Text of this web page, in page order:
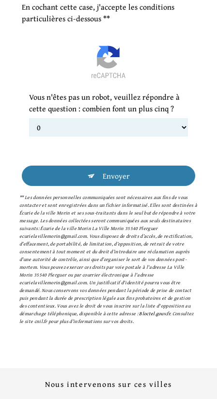
En cochant cette case, j'accepte les conditions
particulières ci-dessous **
Vous n'êtes pas un robot, veuillez répondre à
cette question : combien font un plus cinq ?
Envoyer
** Les données personnelles communiquées sont nécessaires aux fins de vous
contacter et sont enregistrées dans un fichier informatisé. Elles sont destinées à
Écurie de la ville Morin et ses sous-traitants dans le seul but de répondre à votre
message. Les données collectées seront communiquées aux seuls destinataires
suivants: Écurie de la ville Morin La Ville Morin 35540 Plerguer
ecurielavillemorin@gmail.com. Vous disposez de droits d’accès, de rectification,
d’effacement, de portabilité, de limitation, d’opposition, de retrait de votre
consentement à tout moment et du droit d’introduire une réclamation auprès
d’une autorité de contrôle, ainsi que d’organiser le sort de vos données post-
mortem. Vous pouvez exercer ces droits par voie postale à l'adresse La Ville
Morin 35540 Plerguer ou par courrier électronique à l'adresse
ecurielavillemorin@gmail.com. Un justificatif d'identité pourra vous être
demandé. Nous conservons vos données pendant la période de prise de contact
puis pendant la durée de prescription légale aux fins probatoires et de gestion
des contentieux. Vous avez le droit de vous inscrire sur la liste d'opposition au
démarchage téléphonique, disponible à cette adresse :Bloctel.gouv.fr. Consultez
le site cnil.fr pour plus d’informations sur vos droits.
Nous intervenons sur ces villes